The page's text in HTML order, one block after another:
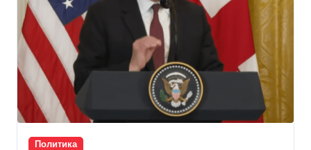
Политика